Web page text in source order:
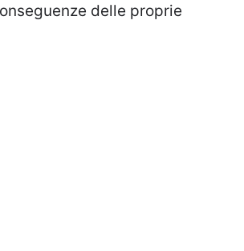
delle proprie